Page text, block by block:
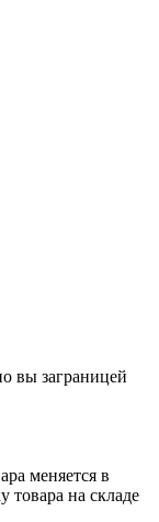
вы заграницей
меняется в
товара на складе